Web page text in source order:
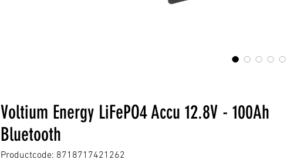
Voltium Energy LiFePO4 Accu 12.8V - 100Ah
Bluetooth
Productcode: 8718717421262